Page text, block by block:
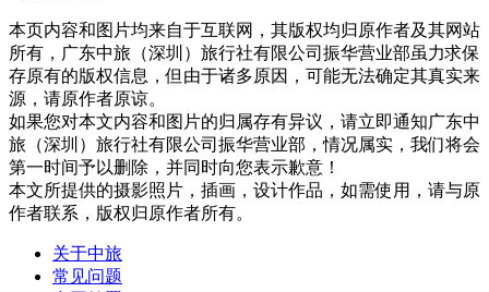
本页内容和图片均来自于互联网，其版权均归原作者及其网站
所有，广东中旅（深圳）旅行社有限公司振华营业部虽力求保
存原有的版权信息，但由于诸多原因，可能无法确定其真实来
源，请原作者原谅。
如果您对本文内容和图片的归属存有异议，请立即通知广东中
旅（深圳）旅行社有限公司振华营业部，情况属实，我们将会
第一时间予以删除，并同时向您表示歉意！
本文所提供的摄影照片，插画，设计作品，如需使用，请与原
作者联系，版权归原作者所有。
关于中旅
常见问题